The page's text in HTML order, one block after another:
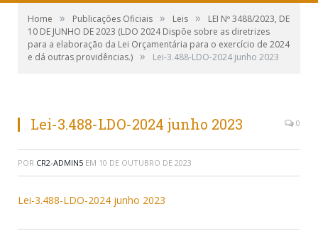
Home » Publicações Oficiais » Leis »
LEI Nº 3488/2023, DE
10 DE JUNHO DE 2023 (LDO 2024 Dispõe sobre as diretrizes
para a elaboração da Lei Orçamentária para o exercício de 2024
e dá outras providências.) » Lei-3.488-LDO-2024 junho 2023
Lei-3.488-LDO-2024 junho 2023 0
POR CR2-ADMIN5 EM 10 DE OUTUBRO DE 2023
Lei-3.488-LDO-2024 junho 2023